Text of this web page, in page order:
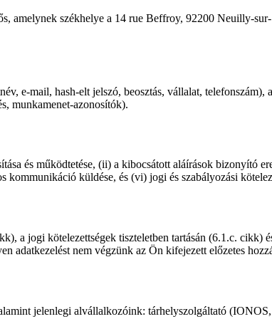
amelynek székhelye a 14 rue Beffroy, 92200 Neuilly-
e-mail, hash-elt jelszó, beosztás, vállalat,
munkamenet-azonosítók).
és működtetése, (ii) a kibocsátott aláírások bizonyító
kommunikáció küldése, és (vi) jogi és szabályozási
a jogi kötelezettségek tiszteletben tartásán (6.1.c. cikk)
adatkezelést nem végzünk az Ön kifejezett előzetes
jelenlegi alvállalkozóink: tárhelyszolgáltató